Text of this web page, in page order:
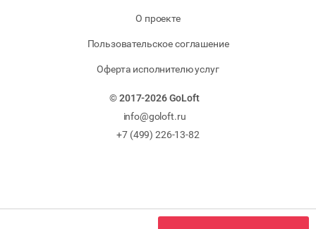
О проекте
Пользовательское соглашение
Оферта исполнителю услуг
© 2017-2026 GoLoft
info@goloft.ru
+7 (499) 226-13-82